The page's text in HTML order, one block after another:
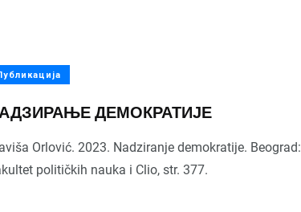
ДЕМОКРАТИЈЕ
Orlović. 2023. Nadziranje demokratije. Beograd:
političkih nauka i Clio, str. 377.
Услуге 50+